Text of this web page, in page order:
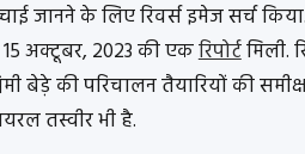
जानने के लिए रिवर्स इमेज सर्च
अक्टूबर, 2023 की एकरिपोर्टमिली.
बेड़े की परिचालन तैयारियों की
तस्वीर भी है.